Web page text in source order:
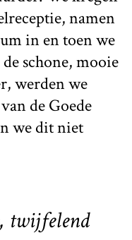
namen
in en toen we
schone, mooie
werden we
de Goede
we dit niet
twijfelend